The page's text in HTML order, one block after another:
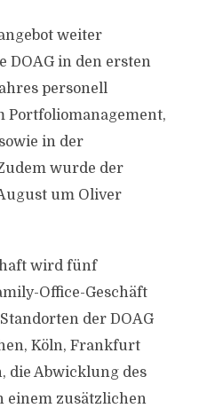
weiter
DOAG in den ersten
personell
Portfoliomanagement,
in der
wurde der
um Oliver
wird fünf
Office-Geschäft
der DOAG
Köln, Frankfurt
die Abwicklung des
einem zusätzlichen